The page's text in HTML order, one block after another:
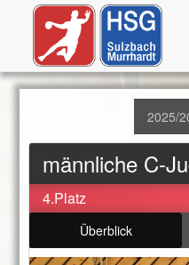
2025/
männliche C-
4.Platz
Überblick